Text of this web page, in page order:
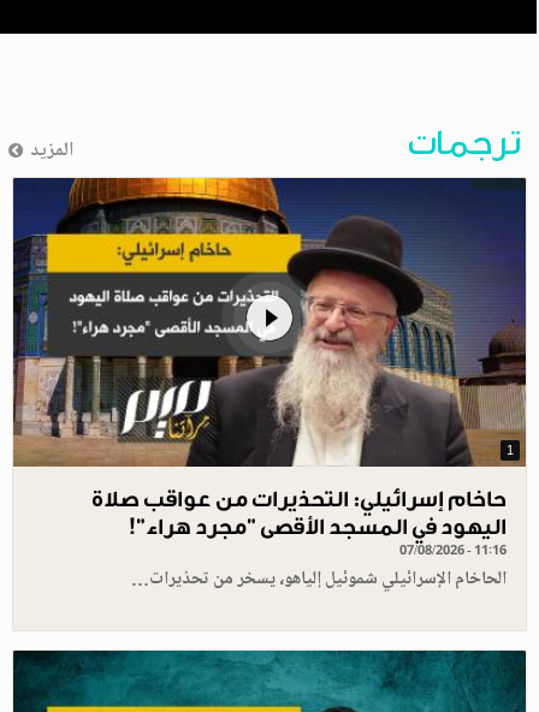
ترجمات المزيد
1
حاخام إسرائيلي: التحذيرات من عواقب صلاة
اليهود في المسجد الأقصى "مجرد هراء"!
07/08/2026 - 11:16
الحاخام الإسرائيلي شموئيل إلياهو، يسخر من تحذيرات…